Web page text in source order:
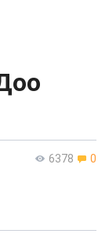
6378 0